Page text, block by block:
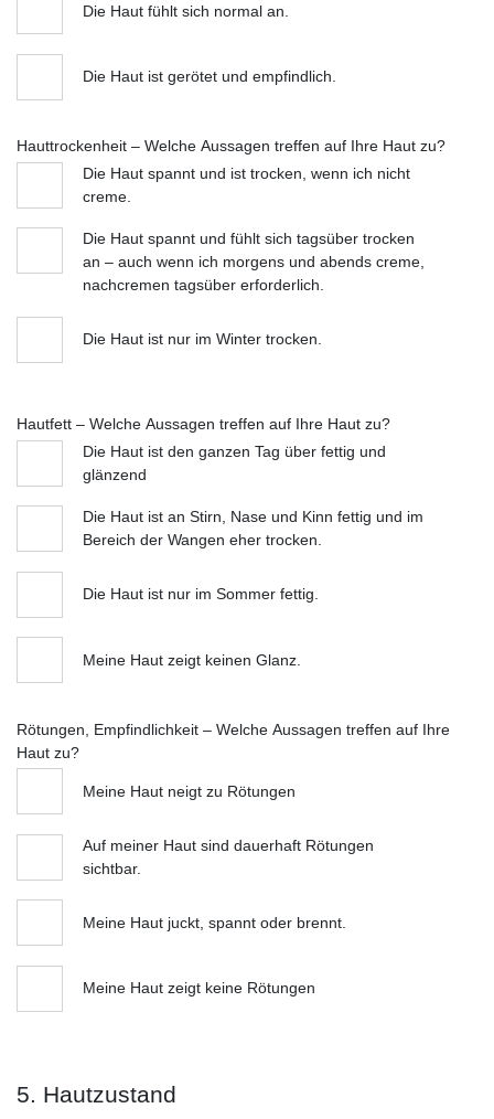
Die Haut fühlt sich normal an.
Die Haut ist gerötet und empfindlich.
Hauttrockenheit – Welche Aussagen treffen auf Ihre Haut zu?
Die Haut spannt und ist trocken, wenn ich nicht
creme.
Die Haut spannt und fühlt sich tagsüber trocken
an – auch wenn ich morgens und abends creme,
nachcremen tagsüber erforderlich.
Die Haut ist nur im Winter trocken.
Hautfett – Welche Aussagen treffen auf Ihre Haut zu?
Die Haut ist den ganzen Tag über fettig und
glänzend
Die Haut ist an Stirn, Nase und Kinn fettig und im
Bereich der Wangen eher trocken.
Die Haut ist nur im Sommer fettig.
Meine Haut zeigt keinen Glanz.
Rötungen, Empfindlichkeit – Welche Aussagen treffen auf Ihre
Haut zu?
Meine Haut neigt zu Rötungen
Auf meiner Haut sind dauerhaft Rötungen
sichtbar.
Meine Haut juckt, spannt oder brennt.
Meine Haut zeigt keine Rötungen
5. Hautzustand